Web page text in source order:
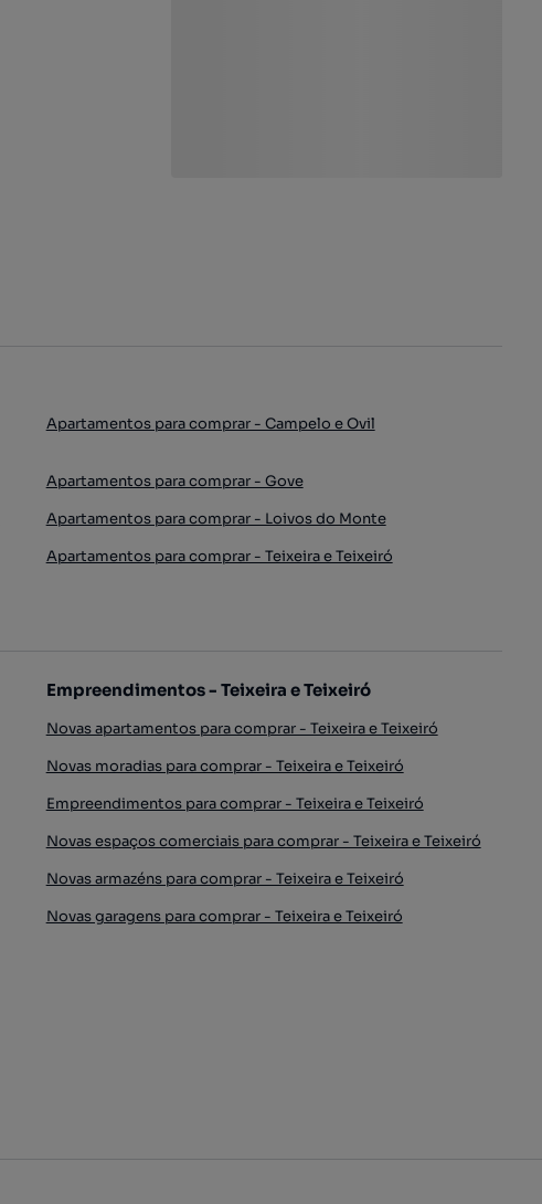
Apartamentos para comprar - Campelo e Ovil
Apartamentos para comprar - Gove
Apartamentos para comprar - Loivos do Monte
Apartamentos para comprar - Teixeira e Teixeiró
Empreendimentos - Teixeira e Teixeiró
Novas apartamentos para comprar - Teixeira e Teixeiró
Novas moradias para comprar - Teixeira e Teixeiró
Empreendimentos para comprar - Teixeira e Teixeiró
Novas espaços comerciais para comprar - Teixeira e Teixeiró
Novas armazéns para comprar - Teixeira e Teixeiró
Novas garagens para comprar - Teixeira e Teixeiró